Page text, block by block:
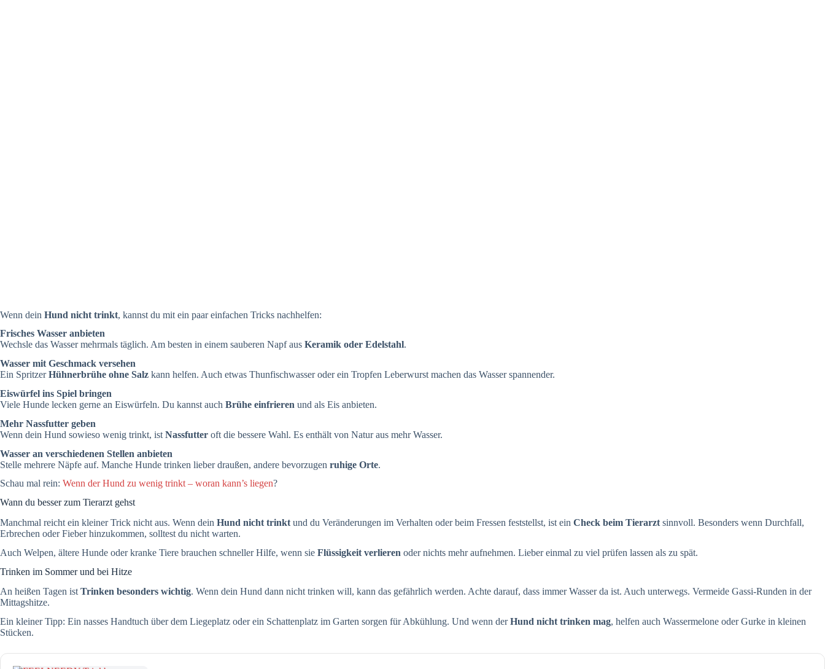
Wenn dein Hund nicht trinkt, kannst du mit ein paar einfachen Tricks nachhelfen:
Frisches Wasser anbieten
Wechsle das Wasser mehrmals täglich. Am besten in einem sauberen Napf aus Keramik oder Edelstahl.
Wasser mit Geschmack versehen
Ein SpritzerHühnerbrühe ohne Salz kann helfen. Auch etwas Thunfischwasser oder ein Tropfen Leberwurst machen das Wasser spannender.
Eiswürfel ins Spiel bringen
Viele Hunde lecken gerne an Eiswürfeln. Du kannst auch Brühe einfrieren und als Eis anbieten.
Mehr Nassfutter geben
Wenn dein Hund sowieso wenig trinkt, ist Nassfutter oft die bessere Wahl. Es enthält von Natur aus mehr Wasser.
Wasser an verschiedenen Stellen anbieten
Stelle mehrere Näpfe auf. Manche Hunde trinken lieber draußen, andere bevorzugen ruhige Orte.
Schau mal rein: Wenn der Hund zu wenig trinkt – woran kann’s liegen?
Wann du besser zum Tierarzt gehst
Manchmal reicht ein kleiner Trick nicht aus. Wenn dein Hund nicht trinkt und du Veränderungen im Verhalten oder beim Fressen feststellst, ist ein Check beim Tierarzt sinnvoll. Besonders wenn Durchfall,
Erbrechen oder Fieber hinzukommen, solltest du nicht warten.
Auch Welpen, ältere Hunde oder kranke Tiere brauchen schneller Hilfe, wenn sie Flüssigkeit verlieren oder nichts mehr aufnehmen. Lieber einmal zu viel prüfen lassen als zu spät.
Trinken im Sommer und bei Hitze
An heißen Tagen ist Trinken besonders wichtig. Wenn dein Hund dann nicht trinken will, kann das gefährlich werden. Achte darauf, dass immer Wasser da ist. Auch unterwegs. Vermeide Gassi-Runden in der
Mittagshitze.
Ein kleiner Tipp: Ein nasses Handtuch über dem Liegeplatz oder ein Schattenplatz im Garten sorgen für Abkühlung. Und wenn derHund nicht trinken mag, helfen auch Wassermelone oder Gurke in kleinen
Stücken.